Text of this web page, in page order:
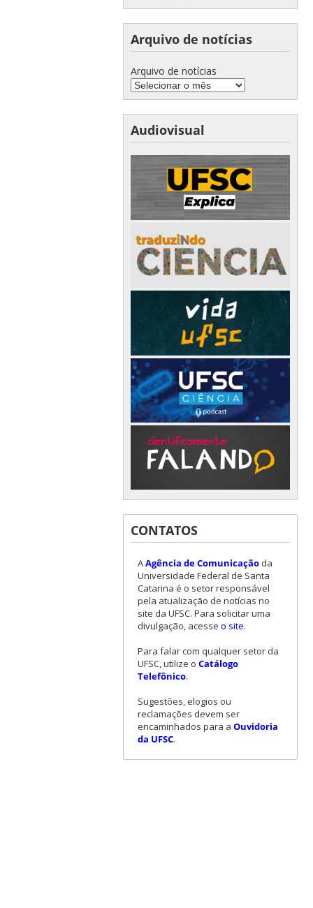
Arquivo de notícias
Arquivo de notícias
Audiovisual
CONTATOS
AAgência de Comunicaçãoda
Universidade Federal de Santa
Catarina é o setor responsável
pela atualização de notícias no
site da UFSC. Para solicitar uma
divulgação, acesse o site.
Para falar com qualquer setor da
UFSC, utilize o Catálogo
Telefônico.
Sugestões, elogios ou
reclamações devem ser
encaminhados para a Ouvidoria
da UFSC.